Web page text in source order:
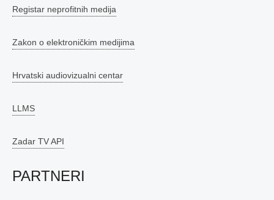
Registar neprofitnih medija
Zakon o elektroničkim medijima
Hrvatski audiovizualni centar
LLMS
Zadar TV API
PARTNERI